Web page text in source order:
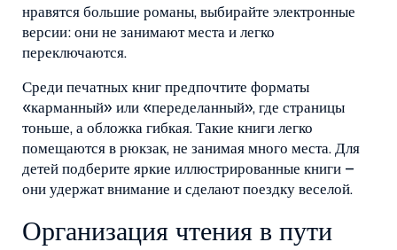
нравятся большие романы, выбирайте электронные
версии: они не занимают места и легко
переключаются.
Среди печатных книг предпочтите форматы
«карманный» или «переделанный», где страницы
тоньше, а обложка гибкая. Такие книги легко
помещаются в рюкзак, не занимая много места. Для
детей подберите яркие иллюстрированные книги –
они удержат внимание и сделают поездку веселой.
Организация чтения в пути